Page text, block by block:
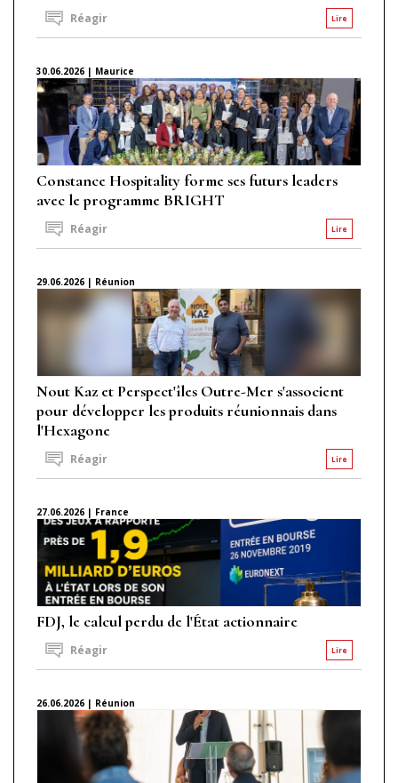
Lire
Réagir
30.06.2026 | Maurice
Constance Hospitality forme ses futurs leaders
avec le programme BRIGHT
Lire
Réagir
29.06.2026 | Réunion
Nout Kaz et Perspect'îles Outre-Mer s'associent
pour développer les produits réunionnais dans
l'Hexagone
Lire
Réagir
27.06.2026 | France
FDJ, le calcul perdu de l'État actionnaire
Lire
Réagir
26.06.2026 | Réunion